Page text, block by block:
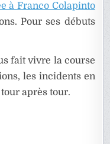
à Franco Colapinto
Pour ses débuts
fait vivre la course
les incidents en
après tour.